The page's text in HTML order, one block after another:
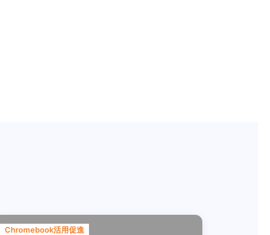
Chromebook活用促進